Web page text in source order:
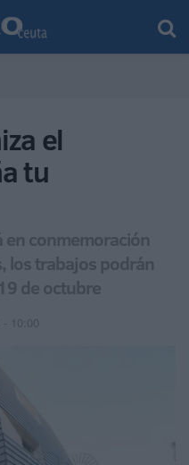
el
tu
en conmemoración
los trabajos podrán
de octubre
10:00